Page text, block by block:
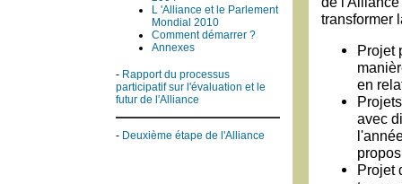
L 'Alliance et le Parlement
Mondial 2010
Comment démarrer ?
Annexes
- Rapport du processus
participatif sur l'évaluation et le
futur de l'Alliance
- Deuxième étape de l'Alliance
transformer
Projet
en
avec
Projet